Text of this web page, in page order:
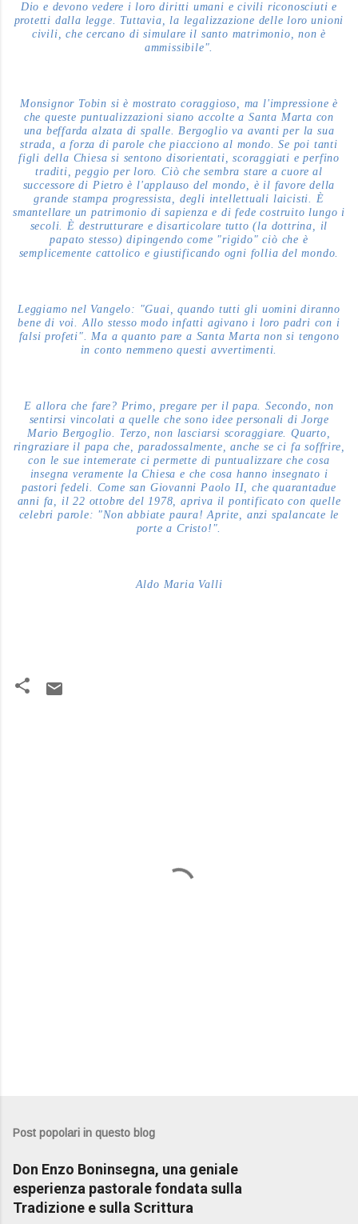
Dio e devono vedere i loro diritti umani e civili riconosciuti e
protetti dalla legge. Tuttavia, la legalizzazione delle loro unioni
civili, che cercano di simulare il santo matrimonio, non è
ammissibile".
Monsignor Tobin si è mostrato coraggioso, ma l'impressione è
che queste puntualizzazioni siano accolte a Santa Marta con
una beffarda alzata di spalle. Bergoglio va avanti per la sua
strada, a forza di parole che piacciono al mondo. Se poi tanti
figli della Chiesa si sentono disorientati, scoraggiati e perfino
traditi, peggio per loro. Ciò che sembra stare a cuore al
successore di Pietro è l'applauso del mondo, è il favore della
grande stampa progressista, degli intellettuali laicisti. È
smantellare un patrimonio di sapienza e di fede costruito lungo i
secoli. È destrutturare e disarticolare tutto (la dottrina, il
papato stesso) dipingendo come "rigido" ciò che è
semplicemente cattolico e giustificando ogni follia del mondo.
Leggiamo nel Vangelo: "Guai, quando tutti gli uomini diranno
bene di voi. Allo stesso modo infatti agivano i loro padri con i
falsi profeti". Ma a quanto pare a Santa Marta non si tengono
in conto nemmeno questi avvertimenti.
E allora che fare? Primo, pregare per il papa. Secondo, non
sentirsi vincolati a quelle che sono idee personali di Jorge
Mario Bergoglio. Terzo, non lasciarsi scoraggiare. Quarto,
ringraziare il papa che, paradossalmente, anche se ci fa soffrire,
con le sue intemerate ci permette di puntualizzare che cosa
insegna veramente la Chiesa e che cosa hanno insegnato i
pastori fedeli. Come san Giovanni Paolo II, che quarantadue
anni fa, il 22 ottobre del 1978, apriva il pontificato con quelle
celebri parole: "Non abbiate paura! Aprite, anzi spalancate le
porte a Cristo!".
Aldo Maria Valli
Post popolari in questo blog
Don Enzo Boninsegna, una geniale
esperienza pastorale fondata sulla
Tradizione e sulla Scrittura